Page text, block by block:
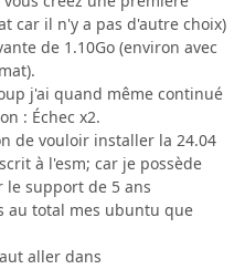
car il n'y a pas d'autre choix)
de 1.10Go (environ avec
j'ai quand même continué
: Échec x2.
de vouloir installer la 24.04
à l'esm; car je possède
support de 5 ans
au total mes ubuntu que
aller dans